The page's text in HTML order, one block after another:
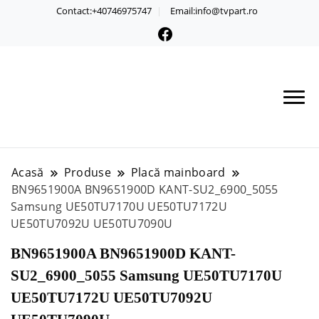
Contact:+40746975747 Email:info@tvpart.ro
Acasă Produse
Placă mainboard
BN9651900A BN9651900D KANT-SU2_6900_5055
Samsung UE50TU7170U UE50TU7172U
UE50TU7092U UE50TU7090U
BN9651900A BN9651900D KANT-
SU2_6900_5055 Samsung UE50TU7170U
UE50TU7172U UE50TU7092U